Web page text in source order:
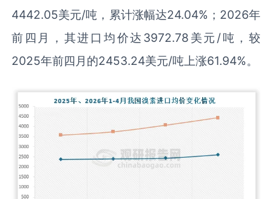
4442.05美元/吨，累计涨幅达24.04%；2026年
前四月，其进口均价达3972.78美元/吨，较
2025年前四月的2453.24美元/吨上涨61.94%。